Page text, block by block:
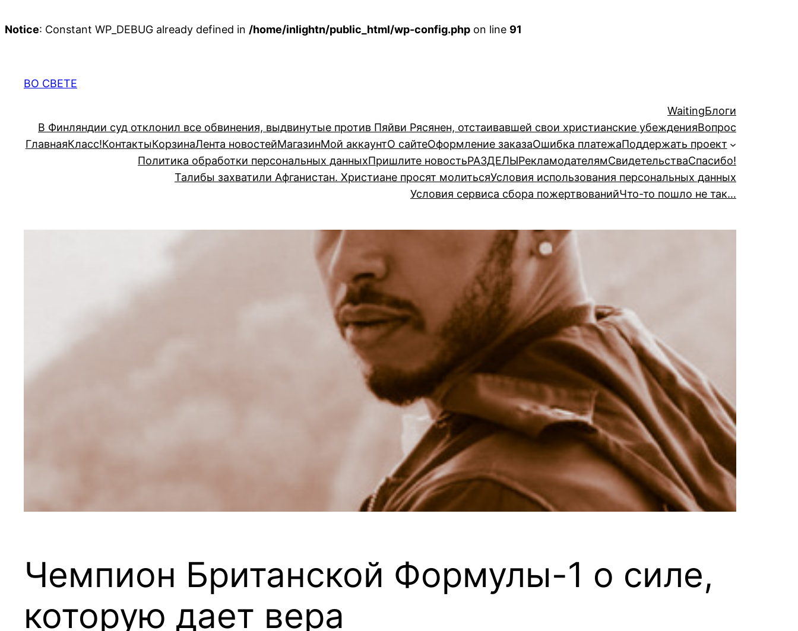
Notice: Constant WP_DEBUG already defined in /home/inlightn/public_html/wp-config.php on line 91
содержимому
ВО СВЕТЕ
WaitingБлоги
В Финляндии суд отклонил все обвинения, выдвинутые против Пяйви Рясянен, отстаивавшей свои христианские убежденияВопрос
ГлавнаяКласс!КонтактыКорзинаЛента новостейМагазинМой аккаунтО сайтеОформление заказаОшибка платежаПоддержать проект
Политика обработки персональных данныхПришлите новостьРАЗДЕЛЫРекламодателямСвидетельстваСпасибо!
Талибы захватили Афганистан. Христиане просят молитьсяУсловия использования персональных данных
Условия сервиса сбора пожертвованийЧто-то пошло не так…
Чемпион Британской Формулы-1 о силе,
которую дает вера